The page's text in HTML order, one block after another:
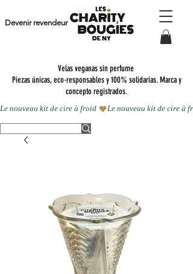
Velas veganas sin perfume
Piezas únicas, eco-responsables y 100% solidarias. Marca y
concepto registrados.
Devenir revendeur
Le nouveau kit de cire à froid